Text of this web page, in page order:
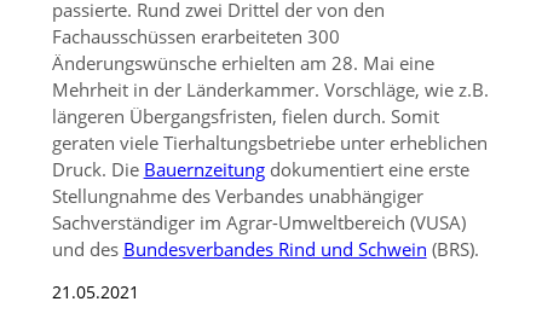
passierte. Rund zwei Drittel der von den
Fachausschüssen erarbeiteten 300
Änderungswünsche erhielten am 28. Mai eine
Mehrheit in der Länderkammer. Vorschläge, wie z.B.
längeren Übergangsfristen, fielen durch. Somit
geraten viele Tierhaltungsbetriebe unter erheblichen
Druck. Die Bauernzeitungdokumentiert eine erste
Stellungnahme des Verbandes unabhängiger
Sachverständiger im Agrar-Umweltbereich (VUSA)
und des Bundesverbandes Rind und Schwein (BRS).
21.05.2021